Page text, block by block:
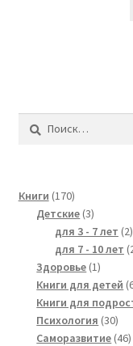
Книги 170170
products
Детские 33
products
для 3 - 7 лет 22
для 7 - 10 лет
Здоровье 11
Книги для детей
Книги для
Психология 3030
Саморазвитие 4646